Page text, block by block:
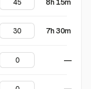
8h 15m
7h 30m
—